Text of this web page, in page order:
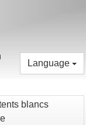
Language
blancs